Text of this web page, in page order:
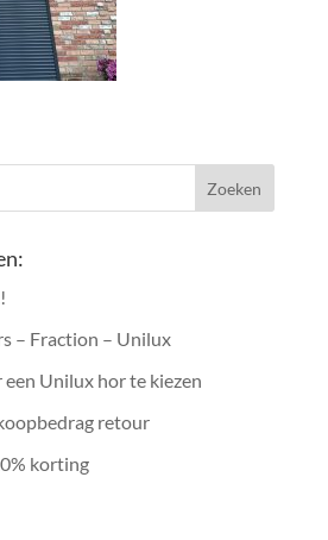
– Fraction – Unilux
Unilux hor te kiezen
retour
korting